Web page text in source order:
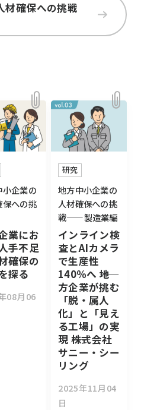
材確保への挑戦
小企業の
保への挑
業にお
手不足
確保の
探る
08月06
研究
地方中小企業の
人材確保への挑
戦——製造業編
インライン検
査とAIカメラ
で生産性
140％へ ――地
方企業が挑む
「脱・属人
化」と「見え
る工場」の実
現 ――株式会社
サニー・シー
リング
2025年11月04
日